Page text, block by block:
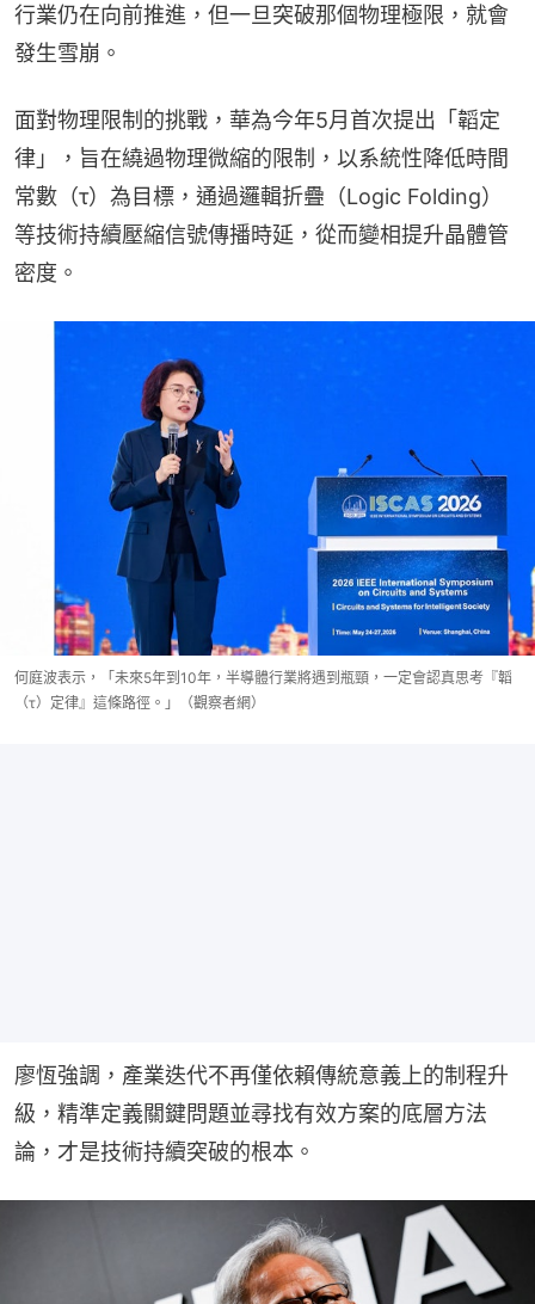
行業仍在向前推進，但一旦突破那個物理極限，就會
發生雪崩。
面對物理限制的挑戰，華為今年5月首次提出「韜定
律」，旨在繞過物理微縮的限制，以系統性降低時間
常數（τ）為目標，通過邏輯折疊（Logic Folding）
等技術持續壓縮信號傳播時延，從而變相提升晶體管
密度。
何庭波表示，「未來5年到10年，半導體行業將遇到瓶頸，一定會認真思考『韜
（τ）定律』這條路徑。」（觀察者網）
廖恆強調，產業迭代不再僅依賴傳統意義上的制程升
級，精準定義關鍵問題並尋找有效方案的底層方法
論，才是技術持續突破的根本。